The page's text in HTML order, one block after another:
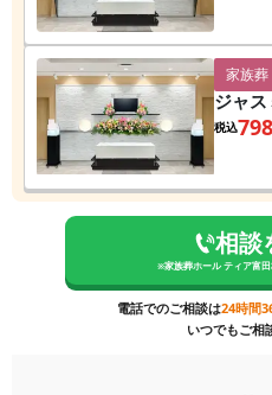
家族葬
ジャ
ン
税込
相談
※家族葬ホール ティア富田
電話でのご相談は24時間
いつでもご相